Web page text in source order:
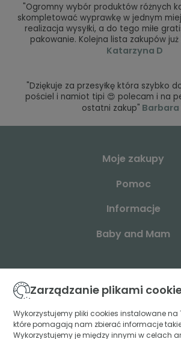
"Ogromny wybór produktów różnych
skompletować wyprawkę w jednym
realizacja wysyłki, a do tego miłe
pakowanie. Kolejna lista zakupów
Katarzyna D
"Dziękuje za przesyłkę która szybko
pościel i namiot tipi 😍 polecam i na
ostatni zakup" Barbara
Moje zakupy
Pomoc
Informacje
Baby and Mam
+48 883 003 904
Zarządzanie plikami
Wykorzystujemy pliki cookies instalowane na
które pomagają nam zbierać informacje
Wykorzystujemy je między innymi w celach